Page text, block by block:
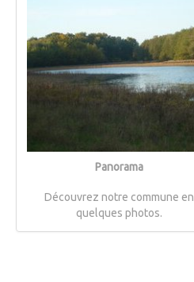
Panorama
Découvrez notre commune en
quelques photos.